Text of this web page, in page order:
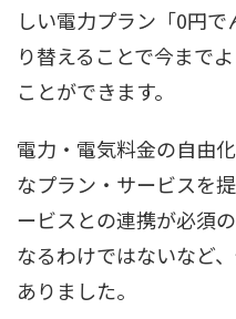
しい電力プラン「0円
り替えることで今まで
ことができます。
電力・電気料金の自由
なプラン・サービスを
ービスとの連携が必須
なるわけではないなど
ありました。